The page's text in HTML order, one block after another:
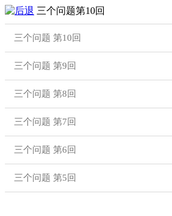
三个问题第10回
三个问题 第10回
三个问题 第9回
三个问题 第8回
三个问题 第7回
三个问题 第6回
三个问题 第5回